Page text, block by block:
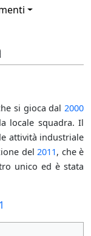
si gioca dal 2000
locale squadra. Il
attività industriale
del2011, che è
unico ed è stata